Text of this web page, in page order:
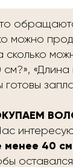
можно
сколько
см?»,
готовы
менее 40 см